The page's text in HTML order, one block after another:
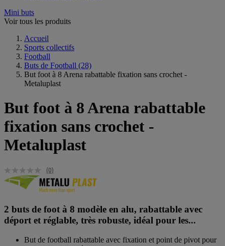
Mini buts
Voir tous les produits
Accueil
Sports collectifs
Football
Buts de Football (28)
But foot à 8 Arena rabattable fixation sans crochet -
Metaluplast
But foot à 8 Arena rabattable
fixation sans crochet -
Metaluplast
(0)
2 buts de foot à 8 modèle en alu, rabattable avec
déport et réglable, très robuste, idéal pour les...
But de football rabattable avec fixation et point de pivot pour